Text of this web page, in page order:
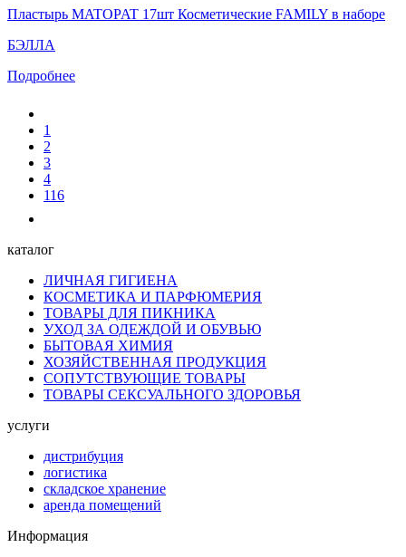
Пластырь MATOPAT 17шт Косметические FAMILY в наборе
БЭЛЛА
Подробнее
1
2
3
4
116
каталог
ЛИЧНАЯ ГИГИЕНА
КОСМЕТИКА И ПАРФЮМЕРИЯ
ТОВАРЫ ДЛЯ ПИКНИКА
УХОД ЗА ОДЕЖДОЙ И ОБУВЬЮ
БЫТОВАЯ ХИМИЯ
ХОЗЯЙСТВЕННАЯ ПРОДУКЦИЯ
СОПУТСТВУЮЩИЕ ТОВАРЫ
ТОВАРЫ СЕКСУАЛЬНОГО ЗДОРОВЬЯ
услуги
дистрибуция
логистика
складское хранение
аренда помещений
Информация